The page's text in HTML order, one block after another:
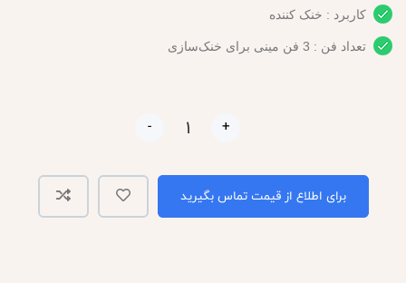
کاربرد : خنک کننده
تعداد فن : 3 فن مینی برای خنک‌سازی
- +
برای اطلاع از قیمت تماس بگیرید